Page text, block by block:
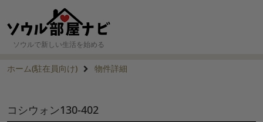
ソウルで新しい生活を始める
ホーム(駐在員向け) 物件詳細
コシウォン130-402